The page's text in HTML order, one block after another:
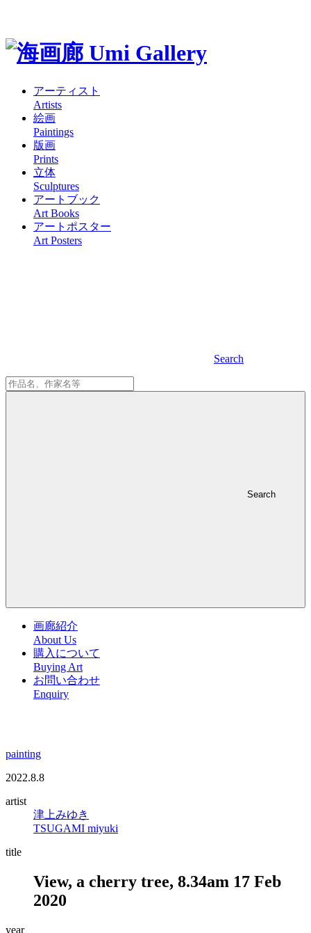
アーティスト
Artists
絵画
Paintings
版画
Prints
立体
Sculptures
アートブック
Art Books
アートポスター
Art Posters
Search
Search
画廊紹介
About Us
購入について
Buying Art
お問い合わせ
Enquiry
painting
2022.8.8
artist
津上みゆき
TSUGAMI miyuki
title
View, a cherry tree, 8.34am 17 Feb
2020
year